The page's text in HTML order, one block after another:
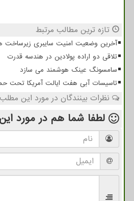
تازه ترین مطالب مرتبط
آخرین وضعیت امنیت سایبری زیرساخت
تلاقی دو اراده پولادین در هندسه قدرت
سامسونگ عینک هوشمند می سازد
تاسیسات آبی هفت ایالت آمریکا تحت
نظرات بینندگان در مورد این مطلب
لطفا شما هم در مورد